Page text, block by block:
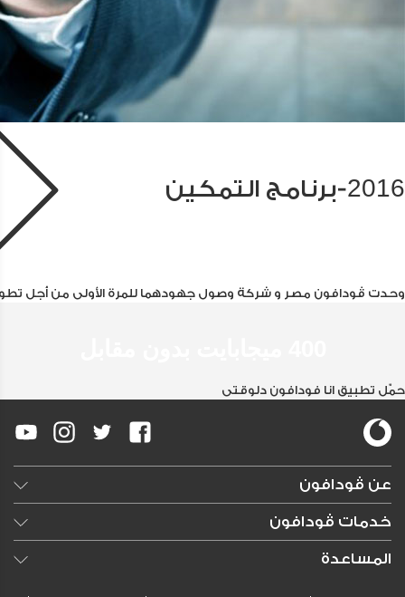
2016-برنامج التمكين
وحدت ڤودافون مصر و شركة وصول جهودهما للمرة الأولى من أجل
حمّل تطبيق انا فودافون دلوقتى
عن ڤودافون
وظائف خالية
النشرات الصحفية
خدمات ڤودافون
المساعدة